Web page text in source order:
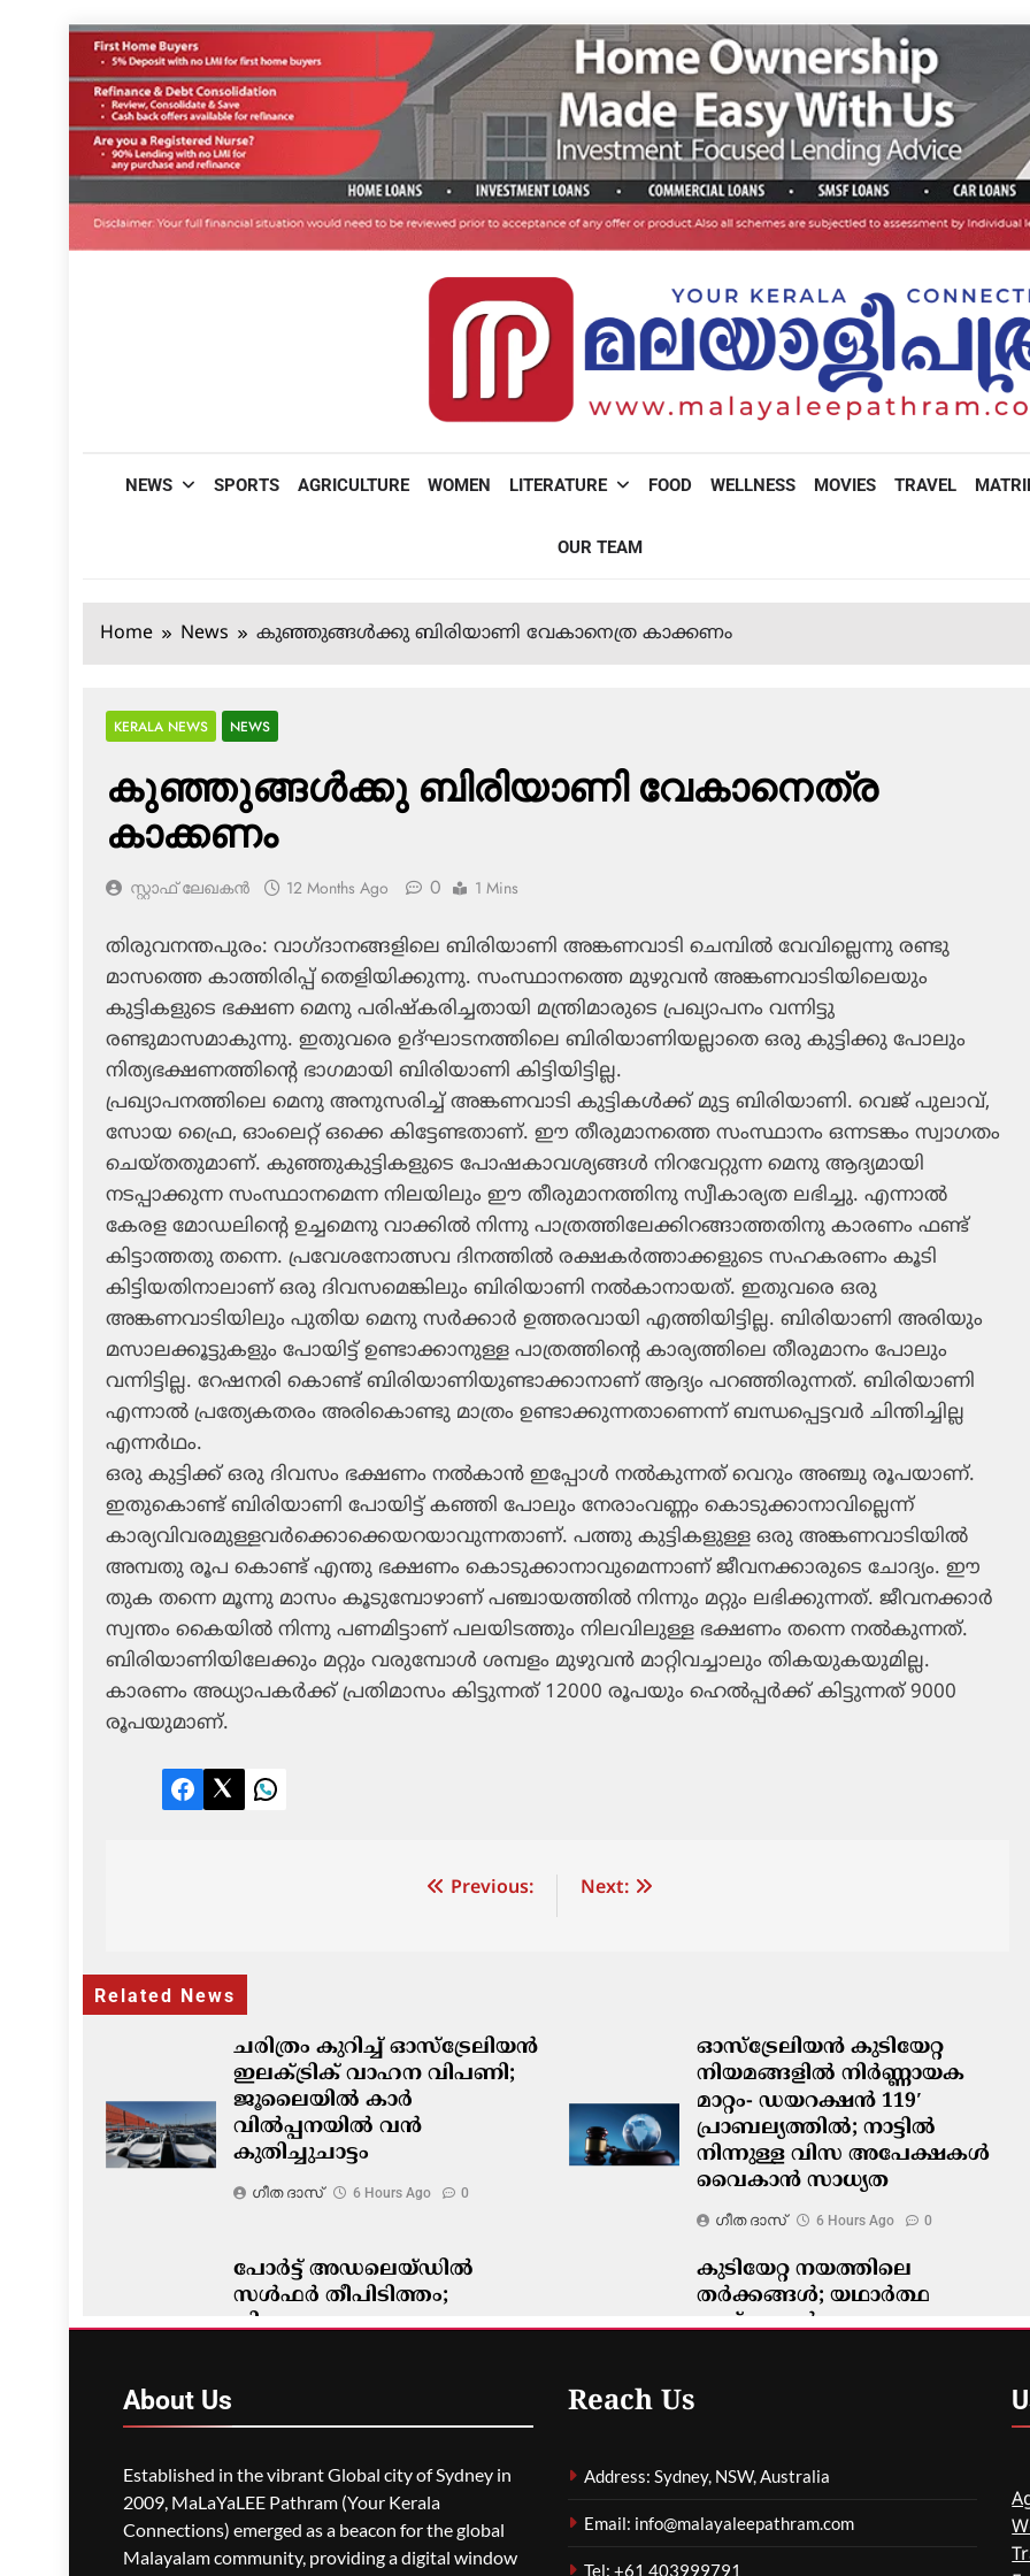
Skip
content
NEWS SPORTS AGRICULTURE WOMEN LITERATURE FOOD WELLNESS MOVIES TRAVEL
OUR TEAM
Home News കുഞ്ഞുങ്ങള്‍ക്കു ബിരിയാണി വേകാനെത്ര കാക്കണം
KERALA NEWS NEWS
കുഞ്ഞുങ്ങള്‍ക്കു ബിരിയാണി വേകാനെത്ര
കാക്കണം
സ്റ്റാഫ് ലേഖകൻ 12 Months Ago 0 1 Mins
തിരുവനന്തപുരം: വാഗ്ദാനങ്ങളിലെ ബിരിയാണി അങ്കണവാടി ചെമ്പില്‍ വേവില്ലെന്നു രണ്ടു
മാസത്തെ കാത്തിരിപ്പ് തെളിയിക്കുന്നു. സംസ്ഥാനത്തെ മുഴുവന്‍ അങ്കണവാടിയിലെയും
കുട്ടികളുടെ ഭക്ഷണ മെനു പരിഷ്‌കരിച്ചതായി മന്ത്രിമാരുടെ പ്രഖ്യാപനം വന്നിട്ടു
രണ്ടുമാസമാകുന്നു. ഇതുവരെ ഉദ്ഘാടനത്തിലെ ബിരിയാണിയല്ലാതെ ഒരു കുട്ടിക്കു പോലും
നിത്യഭക്ഷണത്തിന്റെ ഭാഗമായി ബിരിയാണി കിട്ടിയിട്ടില്ല.
പ്രഖ്യാപനത്തിലെ മെനു അനുസരിച്ച് അങ്കണവാടി കുട്ടികള്‍ക്ക് മുട്ട ബിരിയാണി. വെജ് പുലാവ്,
സോയ ഫ്രൈ, ഓംലെറ്റ് ഒക്കെ കിട്ടേണ്ടതാണ്. ഈ തീരുമാനത്തെ സംസ്ഥാനം ഒന്നടങ്കം സ്വാഗതം
ചെയ്തതുമാണ്. കുഞ്ഞുകുട്ടികളുടെ പോഷകാവശ്യങ്ങള്‍ നിറവേറ്റുന്ന മെനു ആദ്യമായി
നടപ്പാക്കുന്ന സംസ്ഥാനമെന്ന നിലയിലും ഈ തീരുമാനത്തിനു സ്വീകാര്യത ലഭിച്ചു. എന്നാല്‍
കേരള മോഡലിന്റെ ഉച്ചമെനു വാക്കില്‍ നിന്നു പാത്രത്തിലേക്കിറങ്ങാത്തതിനു കാരണം ഫണ്ട്
കിട്ടാത്തതു തന്നെ. പ്രവേശനോത്സവ ദിനത്തില്‍ രക്ഷകര്‍ത്താക്കളുടെ സഹകരണം കൂടി
കിട്ടിയതിനാലാണ് ഒരു ദിവസമെങ്കിലും ബിരിയാണി നല്‍കാനായത്. ഇതുവരെ ഒരു
അങ്കണവാടിയിലും പുതിയ മെനു സര്‍ക്കാര്‍ ഉത്തരവായി എത്തിയിട്ടില്ല. ബിരിയാണി അരിയും
മസാലക്കൂട്ടുകളും പോയിട്ട് ഉണ്ടാക്കാനുള്ള പാത്രത്തിന്റെ കാര്യത്തിലെ തീരുമാനം പോലും
വന്നിട്ടില്ല. റേഷനരി കൊണ്ട് ബിരിയാണിയുണ്ടാക്കാനാണ് ആദ്യം പറഞ്ഞിരുന്നത്. ബിരിയാണി
എന്നാല്‍ പ്രത്യേകതരം അരികൊണ്ടു മാത്രം ഉണ്ടാക്കുന്നതാണെന്ന് ബന്ധപ്പെട്ടവര്‍ ചിന്തിച്ചില്ല
എന്നര്‍ഥം.
ഒരു കുട്ടിക്ക് ഒരു ദിവസം ഭക്ഷണം നല്‍കാന്‍ ഇപ്പോള്‍ നല്‍കുന്നത് വെറും അഞ്ചു രൂപയാണ്.
ഇതുകൊണ്ട് ബിരിയാണി പോയിട്ട് കഞ്ഞി പോലും നേരാംവണ്ണം കൊടുക്കാനാവില്ലെന്ന്
കാര്യവിവരമുള്ളവര്‍ക്കൊക്കെയറയാവുന്നതാണ്. പത്തു കുട്ടികളുള്ള ഒരു അങ്കണവാടിയില്‍
അമ്പതു രൂപ കൊണ്ട് എന്തു ഭക്ഷണം കൊടുക്കാനാവുമെന്നാണ് ജീവനക്കാരുടെ ചോദ്യം. ഈ
തുക തന്നെ മൂന്നു മാസം കൂടുമ്പോഴാണ് പഞ്ചായത്തില്‍ നിന്നും മറ്റും ലഭിക്കുന്നത്. ജീവനക്കാര്‍
സ്വന്തം കൈയില്‍ നിന്നു പണമിട്ടാണ് പലയിടത്തും നിലവിലുള്ള ഭക്ഷണം തന്നെ നല്‍കുന്നത്.
ബിരിയാണിയിലേക്കും മറ്റും വരുമ്പോള്‍ ശമ്പളം മുഴുവന്‍ മാറ്റിവച്ചാലും തികയുകയുമില്ല.
കാരണം അധ്യാപകര്‍ക്ക് പ്രതിമാസം കിട്ടുന്നത് 12000 രൂപയും ഹെല്‍പ്പര്‍ക്ക് കിട്ടുന്നത് 9000
രൂപയുമാണ്.
Facebook
TwitterLinkedIn
Previous: Next:
Related News
ചരിത്രം കുറിച്ച് ഓസ്‌ട്രേലിയൻ
ഇലക്ട്രിക് വാഹന വിപണി;
ജൂലൈയിൽ കാർ
വിൽപ്പനയിൽ വൻ
കുതിച്ചുചാട്ടം
ഗീത ദാസ്‌ 6 Hours Ago 0
ഓസ്‌ട്രേലിയൻ കുടിയേറ്റ
നിയമങ്ങളിൽ നിർണ്ണായക
മാറ്റം- ഡയറക്ഷൻ 119′
പ്രാബല്യത്തിൽ; നാട്ടിൽ
നിന്നുള്ള വിസ അപേക്ഷകൾ
വൈകാൻ സാധ്യത
ഗീത ദാസ്‌ 6 Hours Ago 0
പോർട്ട് അഡലെയ്ഡിൽ
സൾഫർ തീപിടിത്തം;
വിഷപുക പടരുന്നു,
കുടിയേറ്റ നയത്തിലെ
തർക്കങ്ങൾ; യഥാർത്ഥ
പ്രശ്നങ്ങൾ
About Us
Established in the vibrant Global city of Sydney in
2009, MaLaYaLEE Pathram (Your Kerala
Connections) emerged as a beacon for the global
Malayalam community, providing a digital window
Reach Us
Address: Sydney, NSW, Australia
Email: info@malayaleepathram.com
Tel: +61 403999791